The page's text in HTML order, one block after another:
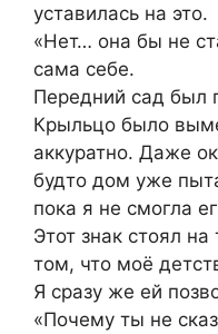
уставилась на это.
«Нет… она бы не
сама себе.
Передний сад был
Крыльцо было
аккуратно. Даже
будто дом уже
пока я не смогла
Этот знак стоял
том, что моё
Я сразу же ей
«Почему ты не